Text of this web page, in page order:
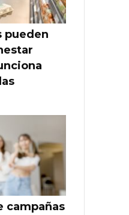
pueden
campañas